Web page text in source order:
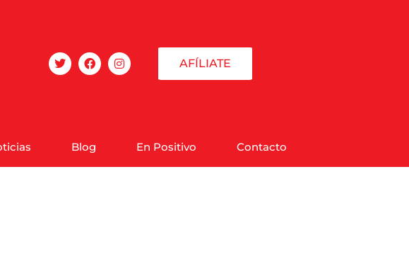
AFÍLIATE
Blog En Positivo Contacto